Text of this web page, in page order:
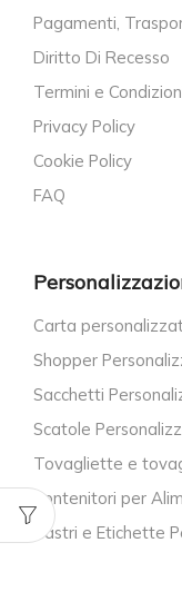
Pagamenti,
Diritto Di Recesso
Termini e
Privacy Policy
Cookie Policy
FAQ
Carta
Shopper
Sacchetti
Scatole
Tovagliette e
Contenitori per
Nastri e Etichette